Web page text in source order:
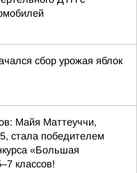
сбор урожая яблок
Майя Маттеуччи,
стала победителем
«Большая
классов!